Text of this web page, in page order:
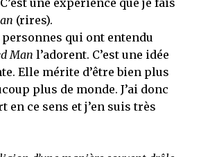
une expérience que je fais
(rires).
qui ont entendu
Man l’adorent. C’est une idée
Elle mérite d’être bien plus
plus de monde. J’ai donc
en ce sens et j’en suis très